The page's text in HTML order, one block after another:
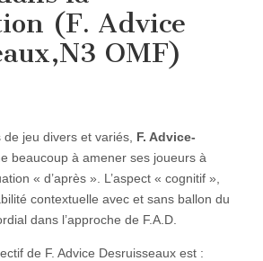
(F. Advice
OMF)
jeu divers et variés, F. Advice-
beaucoup à amener ses joueurs à
« d’après ». L’aspect « cognitif »,
contextuelle avec et sans ballon du
dans l’approche de F.A.D.
de F. Advice Desruisseaux est :